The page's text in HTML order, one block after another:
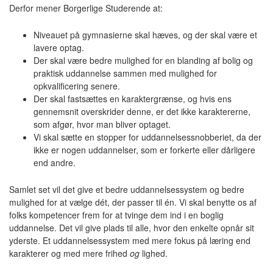
Derfor mener Borgerlige Studerende at:
Niveauet på gymnasierne skal hæves, og der skal være et
lavere optag.
Der skal være bedre mulighed for en blanding af bolig og
praktisk uddannelse sammen med mulighed for
opkvalificering senere.
Der skal fastsættes en karaktergrænse, og hvis ens
gennemsnit overskrider denne, er det ikke karaktererne,
som afgør, hvor man bliver optaget.
Vi skal sætte en stopper for uddannelsessnobberiet, da der
ikke er nogen uddannelser, som er forkerte eller dårligere
end andre.
Samlet set vil det give et bedre uddannelsessystem og bedre
mulighed for at vælge dét, der passer til én. Vi skal benytte os af
folks kompetencer frem for at tvinge dem ind i en boglig
uddannelse. Det vil give plads til alle, hvor den enkelte opnår sit
yderste. Et uddannelsessystem med mere fokus på læring end
karakterer og med mere frihed og lighed.